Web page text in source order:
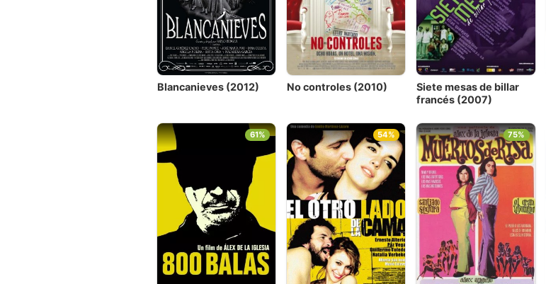
Blancanieves (2012) No controles (2010)
Siete mesas de billar
francés (2007)
61% 54% 75%